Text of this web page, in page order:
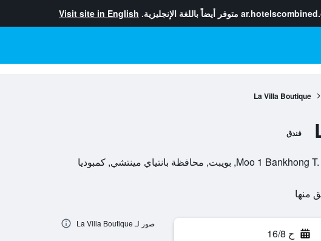
متوفر أيضاً باللغة الإنجليزية. Visit site in English
La Villa Boutique
فندق
ح 16/8
صور لـ La Villa Boutique